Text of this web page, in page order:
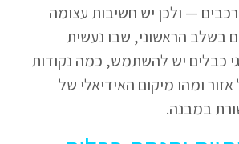
— ולכן יש חשיבות עצומה
הראשוני, שבו נעשית
כבלים יש להשתמש, כמה נקודות
ומהו מיקום האידיאלי של
במבנה.